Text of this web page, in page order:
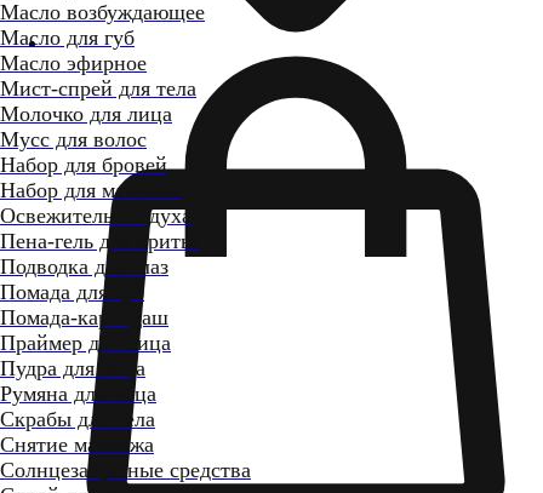
Масло возбуждающее
Масло для губ
Масло эфирное
Мист-спрей для тела
Молочко для лица
Мусс для волос
Набор для бровей
Набор для макияжа
Освежитель воздуха
Пена-гель для бритья
Подводка для глаз
Помада для губ
Помада-карандаш
Праймер для лица
Пудра для лица
Румяна для лица
Скрабы для тела
Снятие макияжа
Солнцезащитные средства